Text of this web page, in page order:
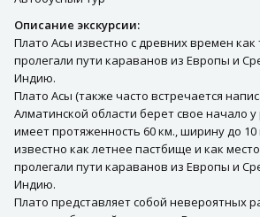
Описание экскурсии:
Плато Асы известно с древних времен как
пролегали пути караванов из Европы и
Индию.
Плато Асы (также часто встречается
Алматинской области берет свое начало
имеет протяженность 60 км., ширину до
известно как летнее пастбище и как
пролегали пути караванов из Европы и
Индию.
Плато представляет собой невероятных